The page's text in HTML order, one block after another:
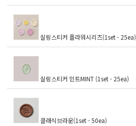
실링스티커 플라워시리즈(1set - 25ea)
실링스티커 민트MINT (1set - 25ea)
클래식브라운(1set - 50ea)